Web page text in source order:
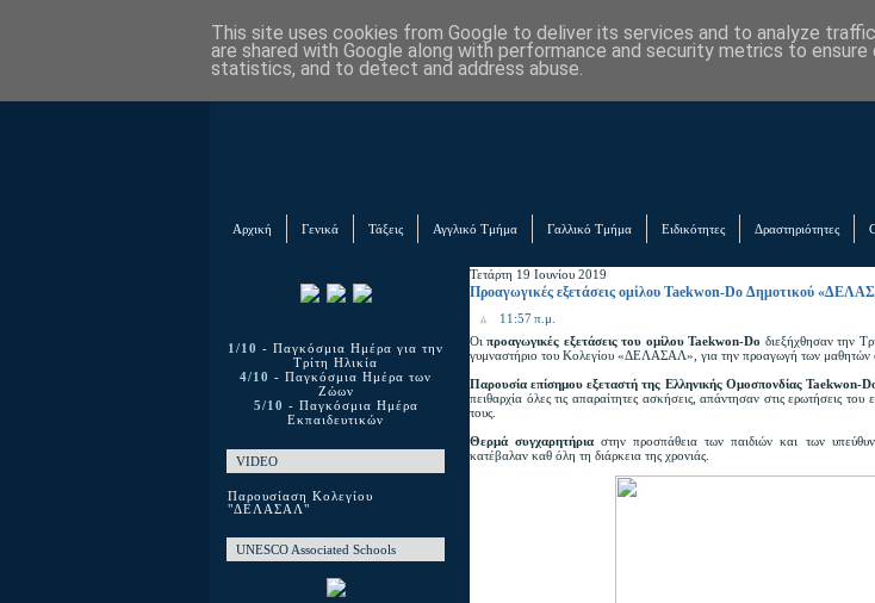
Αρχική Γενικά Τάξεις Αγγλικό Τμήμα Γαλλικό Τμήμα Ειδικότητες Δραστηριότητες
1/10 - Παγκόσμια Ημέρα για την
Τρίτη Ηλικία
4/10 - Παγκόσμια Ημέρα των
Ζώων
5/10 - Παγκόσμια Ημέρα
Εκπαιδευτικών
VIDEO
Παρουσίαση Κολεγίου
"ΔΕΛΑΣΑΛ"
UNESCO Associated Schools
Τετάρτη 19 Ιουνίου 2019
Προαγωγικές εξετάσεις ομίλου Taekwon-Do Δημοτικού
11:57 π.μ.
Οιπροαγωγικές εξετάσεις του ομίλου Taekwon-Do διεξήχθησαν την
γυμναστήριο του Κολεγίου «ΔΕΛΑΣΑΛ», για την προαγωγή των μαθητών
Παρουσία επίσημου εξεταστή της Ελληνικής Ομοσπονδίας Taekwon-
πειθαρχία όλες τις απαραίτητες ασκήσεις, απάντησαν στις ερωτήσεις
τους.
Θερμά συγχαρητήρια στην προσπάθεια των παιδιών και των
κατέβαλαν καθ όλη τη διάρκεια της χρονιάς.
This site uses cookies from Google to deliver its services and to analyze
are shared with Google along with performance and security metrics to
statistics, and to detect and address abuse.